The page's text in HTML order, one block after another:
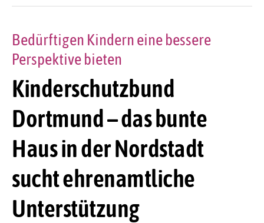
Kinderschutzbund
Dortmund – das bunte
Haus in der Nordstadt
sucht ehrenamtliche
Unterstützung
Bedürftigen Kindern eine bessere
Perspektive bieten